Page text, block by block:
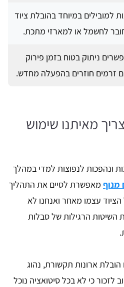
למובילים במיוחד בהובלת ציוד
לחשמל או למארזי מתכת.
ניתוק בטוח בזמן פירוק
זרמים חוזרים בהפעלה מחדש.
מאיתנו שימוש
ונהפכות לנפוצות למדי במהלך
מנוף מאפשרת לסיים את התהליך
עצמו מאחר ואנחנו לא
השיטות הרגילות של סבלות
ארונות תקשורת, נהוג
כי לא בכל סיטואציה נוכל